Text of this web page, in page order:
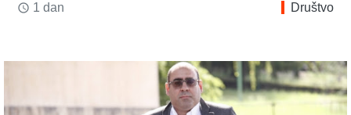
access_time 1 dan Društvo